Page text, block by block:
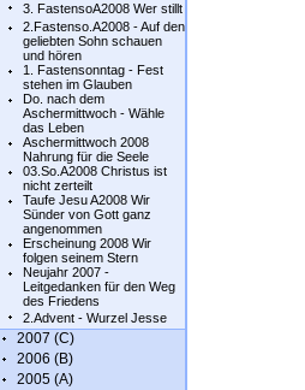
3. FastensoA2008 Wer stillt
2.Fastenso.A2008 - Auf den
geliebten Sohn schauen
und hören
1. Fastensonntag - Fest
stehen im Glauben
Do. nach dem
Aschermittwoch - Wähle
das Leben
Aschermittwoch 2008
Nahrung für die Seele
03.So.A2008 Christus ist
nicht zerteilt
Taufe Jesu A2008 Wir
Sünder von Gott ganz
angenommen
Erscheinung 2008 Wir
folgen seinem Stern
Neujahr 2007 -
Leitgedanken für den Weg
des Friedens
2.Advent - Wurzel Jesse
2007 (C)
2006 (B)
2005 (A)